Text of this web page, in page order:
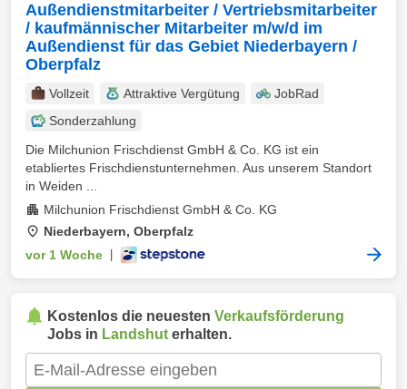
Außendienstmitarbeiter / Vertriebsmitarbeiter
/ kaufmännischer Mitarbeiter m/w/d im
Außendienst für das Gebiet Niederbayern /
Oberpfalz
Vollzeit Attraktive Vergütung
JobRad
Sonderzahlung
Die Milchunion Frischdienst GmbH & Co. KG ist ein
etabliertes Frischdienstunternehmen. Aus unserem Standort
in Weiden ...
Milchunion Frischdienst GmbH & Co. KG
Niederbayern, Oberpfalz
vor 1 Woche
Kostenlos die neuesten Verkaufsförderung
Jobs in Landshut erhalten.